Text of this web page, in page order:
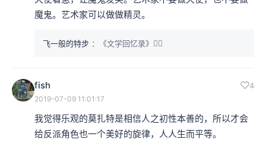
魔鬼。艺术家可以做做精灵。
飞一般的特步 ：《文学回忆录》👆🏻
fish 4
2019-07-09 11:01:17
我觉得乐观的莫扎特是相信人之初性本善的，所以才会
给反派角色也一个美好的旋律，人人生而平等。